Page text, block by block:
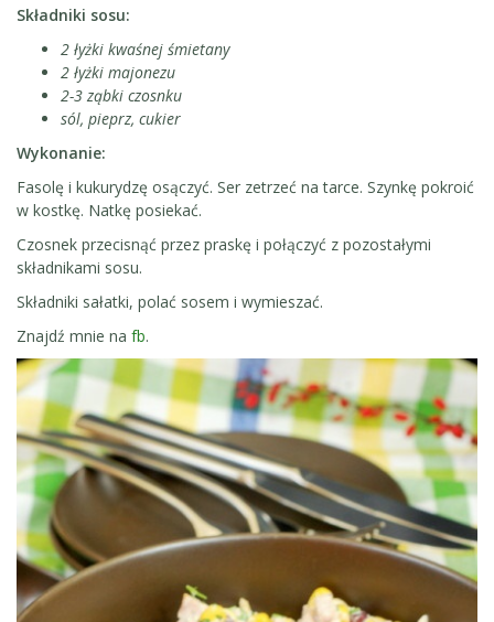
Składniki sosu:
2 łyżki kwaśnej śmietany
2 łyżki majonezu
2-3 ząbki czosnku
sól, pieprz, cukier
Wykonanie:
Fasolę i kukurydzę osączyć. Ser zetrzeć na tarce. Szynkę pokroić
w kostkę. Natkę posiekać.
Czosnek przecisnąć przez praskę i połączyć z pozostałymi
składnikami sosu.
Składniki sałatki, polać sosem i wymieszać.
Znajdź mnie na fb.